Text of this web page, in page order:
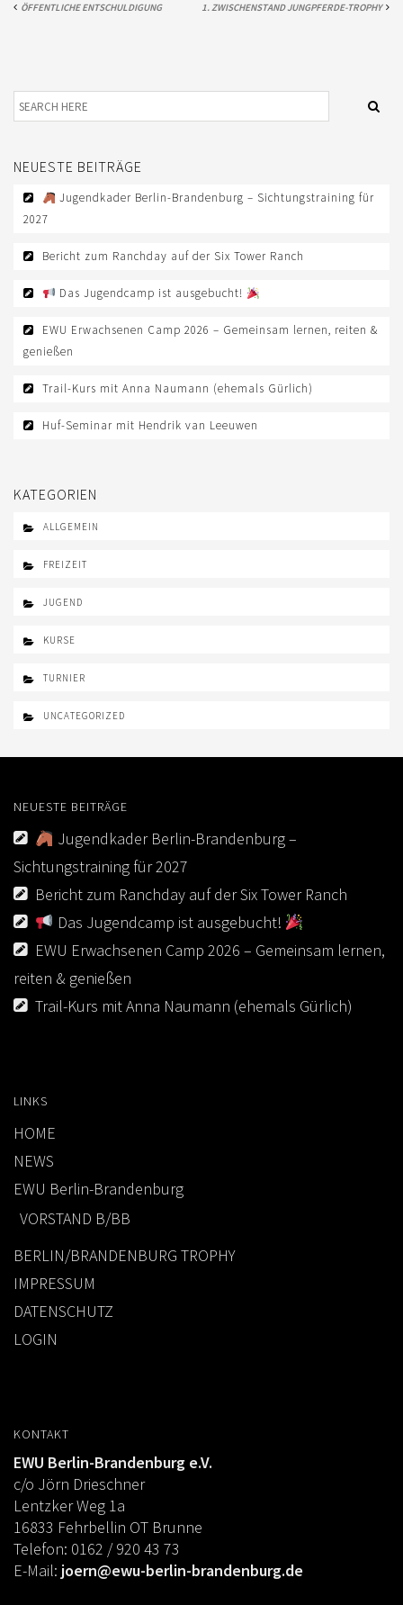
KIDS CLUB
KONTAKT
IMPRESSUM
DATENSCHUTZ
SATZUNG/RECHTSORDNUNG
ÖFFENTLICHE ENTSCHULDIGUNG 1. ZWISCHENSTAND JUNGPFERDE-TROPHY
NEUESTE BEITRÄGE
Jugendkader Berlin-Brandenburg – Sichtungstraining für
2027
Bericht zum Ranchday auf der Six Tower Ranch
Das Jugendcamp ist ausgebucht!
EWU Erwachsenen Camp 2026 – Gemeinsam lernen, reiten &
genießen
Trail-Kurs mit Anna Naumann (ehemals Gürlich)
Huf-Seminar mit Hendrik van Leeuwen
KATEGORIEN
ALLGEMEIN
FREIZEIT
JUGEND
KURSE
TURNIER
UNCATEGORIZED
NEUESTE BEITRÄGE
Jugendkader Berlin-Brandenburg –
Sichtungstraining für 2027
Bericht zum Ranchday auf der Six Tower Ranch
Das Jugendcamp ist ausgebucht!
EWU Erwachsenen Camp 2026 – Gemeinsam lernen,
reiten & genießen
Trail-Kurs mit Anna Naumann (ehemals Gürlich)
LINKS
HOME
NEWS
EWU Berlin-Brandenburg
VORSTAND B/BB
BERLIN/BRANDENBURG TROPHY
IMPRESSUM
DATENSCHUTZ
LOGIN
KONTAKT
EWU Berlin-Brandenburg e.V.
c/o Jörn Drieschner
Lentzker Weg 1a
16833 Fehrbellin OT Brunne
Telefon: 0162 / 920 43 73
E-Mail: joern@ewu-berlin-brandenburg.de